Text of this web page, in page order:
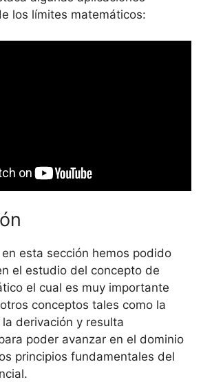
los límites matemáticos:
en esta sección hemos podido
el estudio del concepto de
el cual es muy importante
conceptos tales como la
derivación y resulta
poder avanzar en el dominio
principios fundamentales del